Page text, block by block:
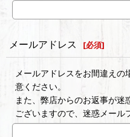
メールアドレス [必須]
メールアドレスをお間違え
意ください。
また、弊店からのお返事が
ございますので、迷惑メール